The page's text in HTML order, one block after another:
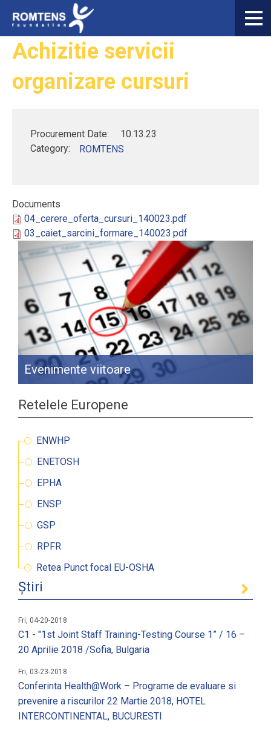
Skip to main content
Acasa
Despre noi
Activitati / servicii furnizate
You are here
Achizitie servicii
organizare cursuri
Procurement Date:
10.13.23
Category:
ROMTENS
Documents
04_cerere_oferta_cursuri_140023.pdf
03_caiet_sarcini_formare_140023.pdf
Evenimente viitoare
Retelele Europene
ENWHP
ENETOSH
EPHA
ENSP
GSP
RPFR
Retea Punct focal EU-OSHA
Știri
Fri, 04-20-2018
C1 - "1st Joint Staff Training-Testing Course 1” / 16 –
20 Aprilie 2018 /Sofia, Bulgaria
Fri, 03-23-2018
Conferinta Health@Work – Programe de evaluare si
prevenire a riscurilor 22 Martie 2018, HOTEL
INTERCONTINENTAL, BUCURESTI